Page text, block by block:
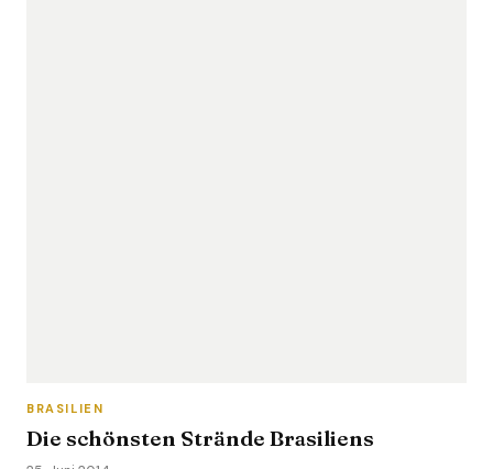
BRASILIEN
Die schönsten Strände Brasiliens